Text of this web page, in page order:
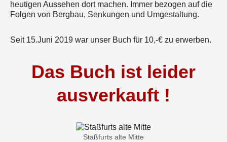
heutigen Aussehen dort machen. Immer bezogen auf die
Folgen von Bergbau, Senkungen und Umgestaltung.
Seit 15.Juni 2019 war unser Buch für 10,-€ zu erwerben.
Das Buch ist leider
ausverkauft !
Staßfurts alte Mitte